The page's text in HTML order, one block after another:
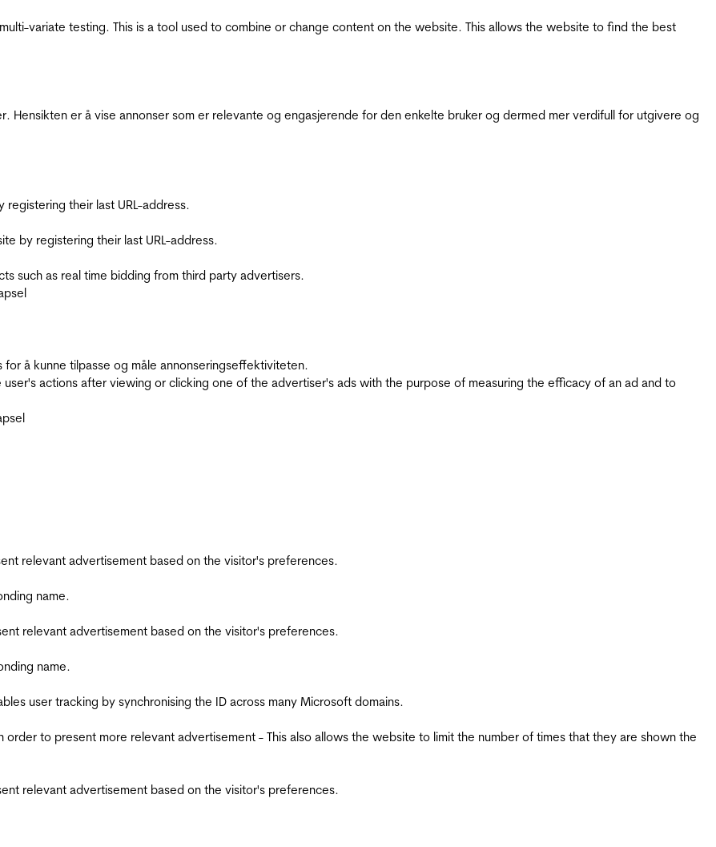
variate testing. This is a tool used to combine or change content on the website. This allows the website to find the best
Hensikten er å vise annonser som er relevante og engasjerende for den enkelte bruker og dermed mer verdifull for utgivere og
their last URL-address.
by registering their last URL-address.
such as real time bidding from third party advertisers.
å kunne tilpasse og måle annonseringseffektiviteten.
actions after viewing or clicking one of the advertiser's ads with the purpose of measuring the efficacy of an ad and to
relevant advertisement based on the visitor's preferences.
name.
relevant advertisement based on the visitor's preferences.
name.
user tracking by synchronising the ID across many Microsoft domains.
to present more relevant advertisement - This also allows the website to limit the number of times that they are shown the
relevant advertisement based on the visitor's preferences.